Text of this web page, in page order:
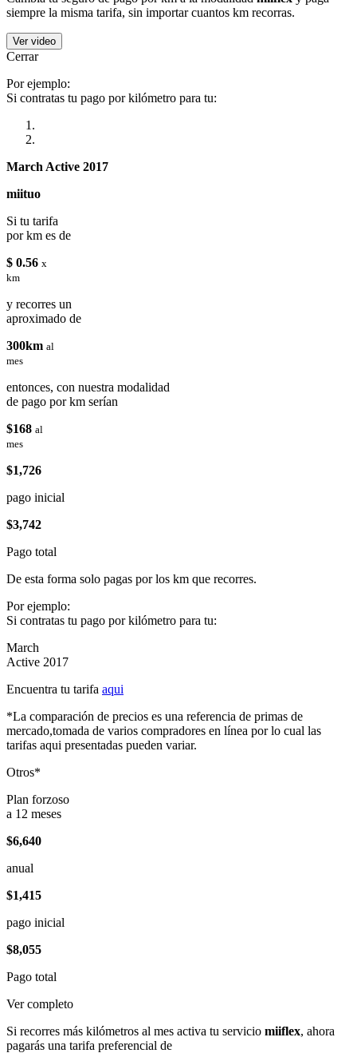
siempre la misma tarifa, sin importar cuantos km recorras.
Ver video
Cerrar
Por ejemplo:
Si contratas tu pago por kilómetro para tu:
March Active 2017
miituo
Si tu tarifa
por km es de
$ 0.56 x
km
y recorres un
aproximado de
300km al
mes
entonces, con nuestra modalidad
de pago por km serían
$168 al
mes
$1,726
pago inicial
$3,742
Pago total
De esta forma solo pagas por los km que recorres.
Por ejemplo:
Si contratas tu pago por kilómetro para tu:
March
Active 2017
Encuentra tu tarifa aqui
*La comparación de precios es una referencia de primas de
mercado,tomada de varios compradores en línea por lo cual las
tarifas aqui presentadas pueden variar.
Otros*
Plan forzoso
a 12 meses
$6,640
anual
$1,415
pago inicial
$8,055
Pago total
Ver completo
Si recorres más kilómetros al mes activa tu servicio miiflex, ahora
pagarás una tarifa preferencial de